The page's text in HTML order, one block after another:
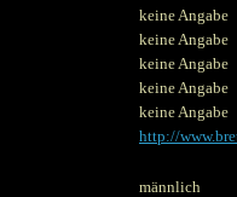
keine Angabe
keine Angabe
keine Angabe
keine Angabe
keine Angabe
http://
männlich